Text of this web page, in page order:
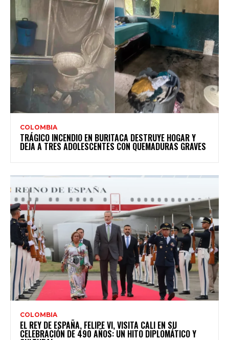
COLOMBIA
TRÁGICO INCENDIO EN BURITACA DESTRUYE HOGAR Y
DEJA A TRES ADOLESCENTES CON QUEMADURAS GRAVES
COLOMBIA
EL REY DE ESPAÑA, FELIPE VI, VISITA CALI EN SU
CELEBRACIÓN DE 490 AÑOS: UN HITO DIPLOMÁTICO Y